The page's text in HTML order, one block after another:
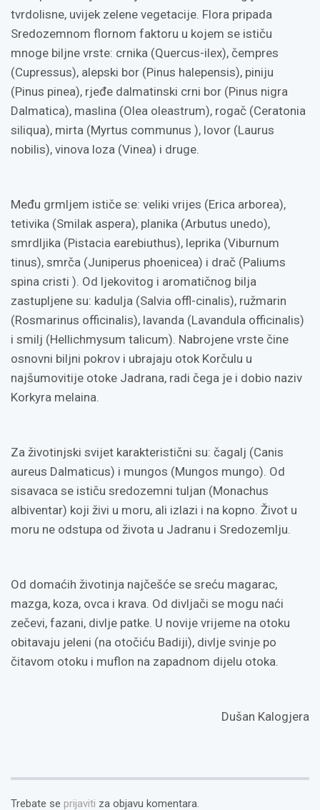
tvrdolisne, uvijek zelene vegetacije. Flora pripada
Sredozemnom flornom faktoru u kojem se ističu
mnoge biljne vrste: crnika (Quercus-ilex), čempres
(Cupressus), alepski bor (Pinus halepensis), piniju
(Pinus pinea), rjeđe dalmatinski crni bor (Pinus nigra
Dalmatica), maslina (Olea oleastrum), rogač (Ceratonia
siliqua), mirta (Myrtus communus ), lovor (Laurus
nobilis), vinova loza (Vinea) i druge.
Među grmljem ističe se: veliki vrijes (Erica arborea),
tetivika (Smilak aspera), planika (Arbutus unedo),
smrdljika (Pistacia earebiuthus), leprika (Viburnum
tinus), smrča (Juniperus phoenicea) i drač (Paliums
spina cristi ). Od ljekovitog i aromatičnog bilja
zastupljene su: kadulja (Salvia offl-cinalis), ružmarin
(Rosmarinus officinalis), lavanda (Lavandula officinalis)
i smilj (Hellichmysum talicum). Nabrojene vrste čine
osnovni biljni pokrov i ubrajaju otok Korčulu u
najšumovitije otoke Jadrana, radi čega je i dobio naziv
Korkyra melaina.
Za životinjski svijet karakteristični su: čagalj (Canis
aureus Dalmaticus) i mungos (Mungos mungo). Od
sisavaca se ističu sredozemni tuljan (Monachus
albiventar) koji živi u moru, ali izlazi i na kopno. Život u
moru ne odstupa od života u Jadranu i Sredozemlju.
Od domaćih životinja najčešće se sreću magarac,
mazga, koza, ovca i krava. Od divljači se mogu naći
zečevi, fazani, divlje patke. U novije vrijeme na otoku
obitavaju jeleni (na otočiću Badiji), divlje svinje po
čitavom otoku i muflon na zapadnom dijelu otoka.
Dušan Kalogjera
Trebate se prijaviti za objavu komentara.